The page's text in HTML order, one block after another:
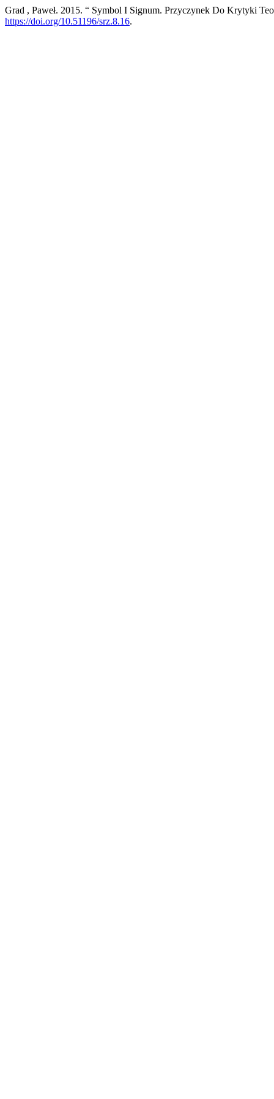
Grad , Paweł. 2015. “ Symbol I Signum. Przyczynek Do Krytyki
https://doi.org/10.51196/srz.8.16.